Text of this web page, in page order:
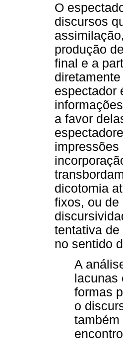
O
discursos
produção
final e a
espectador
a favor
impressões
dicotomia
fixos, ou de
tentativa
no sentido
A
formas
o
também